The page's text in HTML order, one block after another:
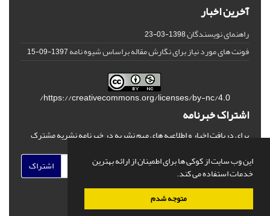
این وب سایت از کوکی ها برای اطمینان از ارائه بهترین
خدمات استفاده می کند.
متوجه شدم
آخرین اخبار
راهنمای نویسندگان1398-03-23
فونت های مورد نیاز برای نگارش مقاله براساس شیوه نامه1397-09-15
https://creativecommons.org/licenses/by-nc/4.0/
اشتراک خبرنامه
برای دریافت اخبار و اطلاعیه های مهم نشریه در خبرنامه نشریه مشترک
اشتراک